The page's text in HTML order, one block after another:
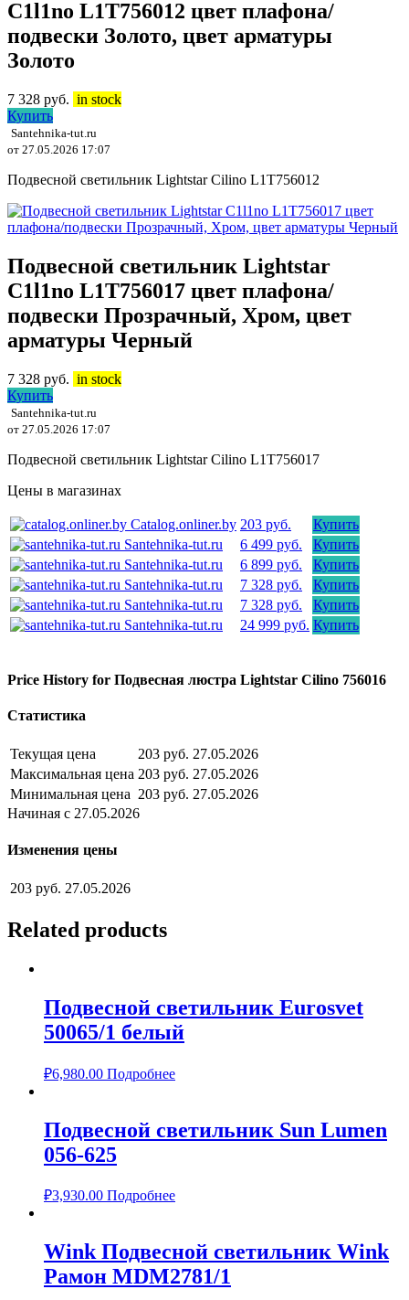
C1l1no L1T756012 цвет плафона/
подвески Золото, цвет арматуры
Золото
7 328 руб. in stock
Купить
Santehnika-tut.ru
от 27.05.2026 17:07
Подвесной светильник Lightstar Cilino L1T756012
Подвесной светильник Lightstar
C1l1no L1T756017 цвет плафона/
подвески Прозрачный, Хром, цвет
арматуры Черный
7 328 руб. in stock
Купить
Santehnika-tut.ru
от 27.05.2026 17:07
Подвесной светильник Lightstar Cilino L1T756017
Цены в магазинах
Catalog.onliner.by 203 руб.
Купить
Santehnika-tut.ru
6 499 руб.
Купить
Santehnika-tut.ru
6 899 руб.
Купить
Santehnika-tut.ru
7 328 руб.
Купить
Santehnika-tut.ru
7 328 руб.
Купить
Santehnika-tut.ru
24 999 руб. Купить
Price History for Подвесная люстра Lightstar Cilino 756016
Статистика
Текущая цена 203 руб. 27.05.2026
Максимальная цена 203 руб. 27.05.2026
Минимальная цена 203 руб. 27.05.2026
Начиная с 27.05.2026
Изменения цены
203 руб. 27.05.2026
Related products
Подвесной светильник Eurosvet
50065/1 белый
₽6,980.00 Подробнее
Подвесной светильник Sun Lumen
056-625
₽3,930.00 Подробнее
Wink Подвесной светильник Wink
Рамон MDM2781/1